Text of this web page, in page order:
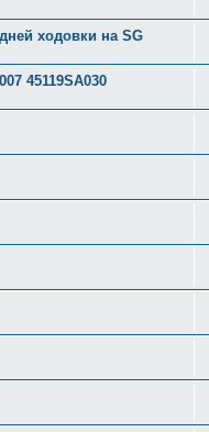
ходовки на SG
45119SA030